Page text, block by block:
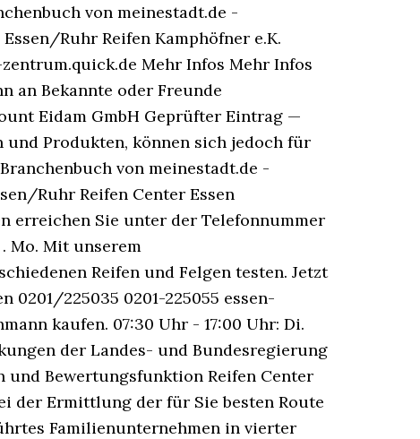
von meinestadt.de -
Ruhr Reifen Kamphöfner e.K.
Mehr Infos Mehr Infos
an Bekannte oder Freunde
Eidam GmbH Geprüfter Eintrag —
Produkten, können sich jedoch für
von meinestadt.de -
Ruhr Reifen Center Essen
erreichen Sie unter der Telefonnummer
Mo. Mit unserem
Reifen und Felgen testen. Jetzt
0201/225035 0201-225055 essen-
kaufen. 07:30 Uhr - 17:00 Uhr: Di.
der Landes- und Bundesregierung
und Bewertungsfunktion Reifen Center
der Ermittlung der für Sie besten Route
Familienunternehmen in vierter